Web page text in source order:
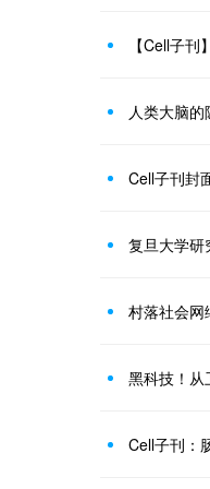
人类大脑
Cell子刊封
复旦大学研
村落社会网
黑科技！从
Cell子刊：